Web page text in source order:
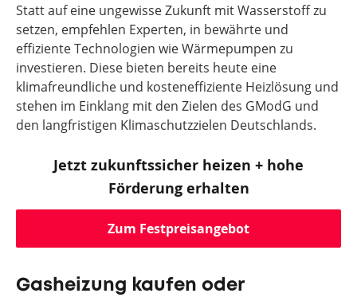
Statt auf eine ungewisse Zukunft mit Wasserstoff zu
setzen, empfehlen Experten, in bewährte und
effiziente Technologien wie Wärmepumpen zu
investieren. Diese bieten bereits heute eine
klimafreundliche und kosteneffiziente Heizlösung und
stehen im Einklang mit den Zielen des GModG und
den langfristigen Klimaschutzzielen Deutschlands.
Jetzt zukunftssicher heizen + hohe
Förderung erhalten
Zum Festpreisangebot
Gasheizung kaufen oder